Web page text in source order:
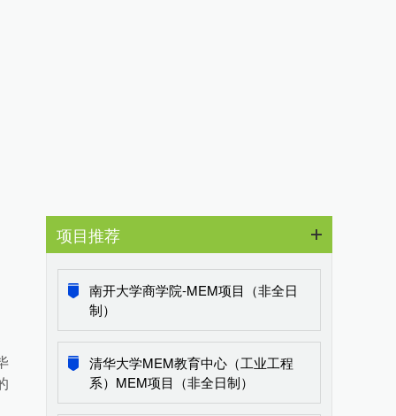
项目推荐
南开大学商学院-MEM项目（非全日
制）
清华大学MEM教育中心（工业工程
系）MEM项目（非全日制）